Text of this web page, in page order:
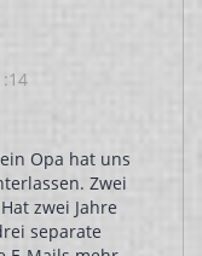
Opa hat uns
Zwei
zwei Jahre
separate